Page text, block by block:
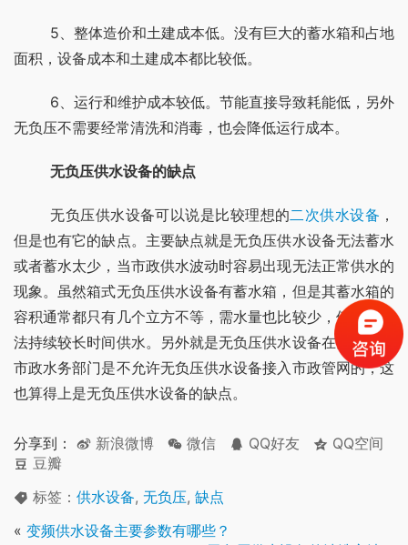
面积，设备成本和土建成本都比较低。
无负压不需要经常清洗和消毒，也会降低运行成本。
无负压供水设备的缺点
	无负压供水设备可以说是比较理想的
二次供水设备 ，
但是也有它的缺点。主要缺点就是无负压供水设备无法蓄水
或者蓄水太少，当市政供水波动时容易出现无法正常供水的
现象。虽然箱式无负压供水设备有蓄水箱，但是其蓄水箱的
容积通常都只有几个立方不等，需水量也比较少，停水后无
法持续较长时间供水。另外就是无负压供水设备在部分地区
市政水务部门是不允许无负压供水设备接入市政管网的，这
也算得上是无负压供水设备的缺点。
分享到： 新浪微博 微信 QQ好友
QQ空间
豆瓣
标签： 供水设备, 无负压, 缺点
« 变频供水设备主要参数有哪些？